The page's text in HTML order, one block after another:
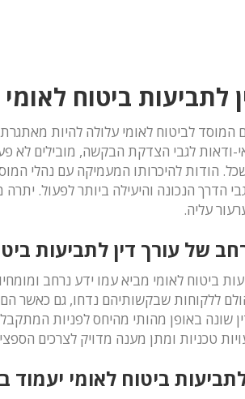
לתביעות ביטוח לאומי
לביטוח לאומי עלולה להיות
ודאות לגבי הצדקת הבקשה, מובילים לא
הודות להיכרותו המעמיקה עם נהלי
הדרך הנכונה והיעילה ביותר לפעול.
עליה.
של עורך דין לתביעות
ביטוח לאומי מביא עמו ידע נרחב
ללקוחות שבקשותיהם נדחו, גם כאשר הם
שונה באופן מהותי מהיחס לפניות
טכניות ומתן מענה מדויק לצרכים
לתביעות ביטוח לאומי